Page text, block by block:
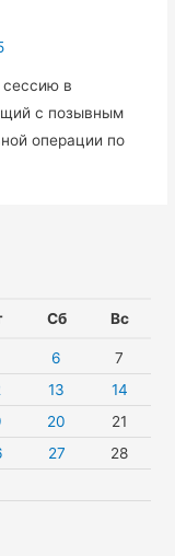
в
с позывным
операции по
Сб Вс
6
7
13
14
20
21
27
28